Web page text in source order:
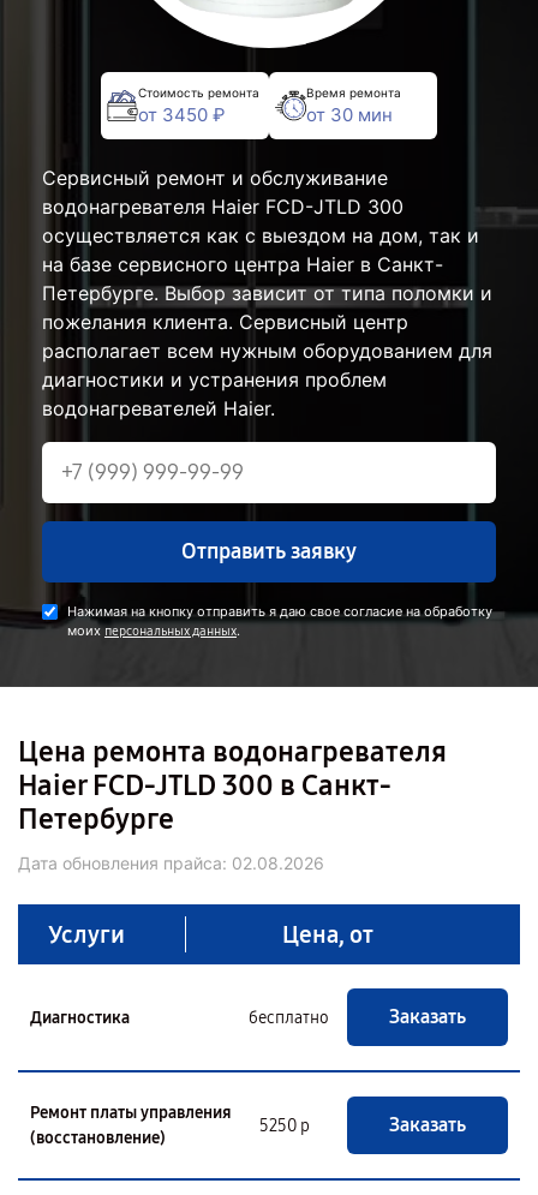
Стоимость ремонта
от 3450 ₽
Время ремонта
от 30 мин
Сервисный ремонт и обслуживание
водонагревателя Haier FCD-JTLD 300
осуществляется как с выездом на дом, так и
на базе сервисного центра Haier в Санкт-
Петербурге. Выбор зависит от типа поломки и
пожелания клиента. Сервисный центр
располагает всем нужным оборудованием для
диагностики и устранения проблем
водонагревателей Haier.
Отправить заявку
Нажимая на кнопку отправить я даю свое согласие на обработку
моих персональных данных.
Цена ремонта водонагревателя
Haier FCD-JTLD 300 в Санкт-
Петербурге
Дата обновления прайса: 02.08.2026
Услуги Цена, от
Диагностика бесплатно Заказать
Ремонт платы управления
(восстановление)
5250 р Заказать